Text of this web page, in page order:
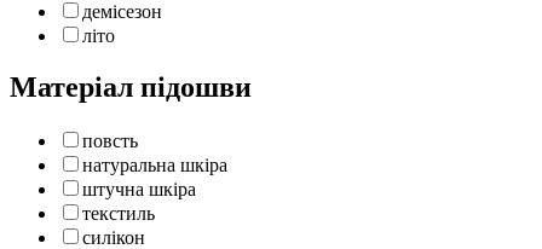
демісезон
літо
Матеріал підошви
повсть
натуральна шкіра
штучна шкіра
текстиль
силікон